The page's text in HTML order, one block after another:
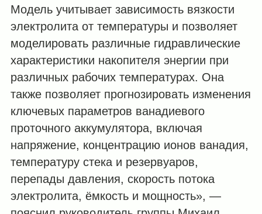
Модель учитывает зависимость вязкости
электролита от температуры и позволяет
моделировать различные гидравлические
характеристики накопителя энергии при
различных рабочих температурах. Она
также позволяет прогнозировать изменения
ключевых параметров ванадиевого
проточного аккумулятора, включая
напряжение, концентрацию ионов ванадия,
температуру стека и резервуаров,
перепады давления, скорость потока
электролита, ёмкость и мощность», —